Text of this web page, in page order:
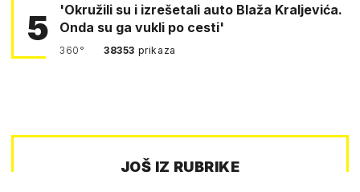
5
'Okružili su i izrešetali auto Blaža Kraljevića.
Onda su ga vukli po cesti'
360° 38353 prikaza
JOŠ IZ RUBRIKE